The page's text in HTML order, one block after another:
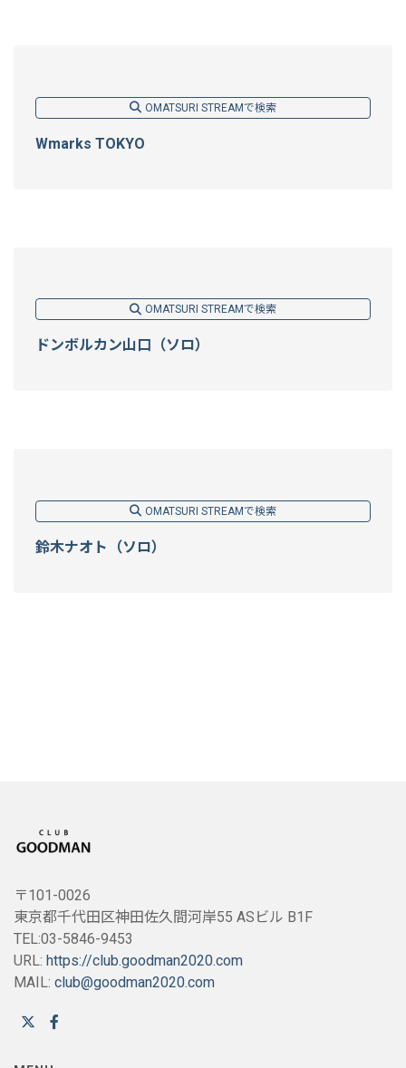
OMATSURI STREAMで検索
Wmarks TOKYO
OMATSURI STREAMで検索
ドンボルカン山口（ソロ）
OMATSURI STREAMで検索
鈴木ナオト（ソロ）
〒101-0026
東京都千代田区神田佐久間河岸55 ASビル B1F
TEL:03-5846-9453
URL: https://club.goodman2020.com
MAIL: club@goodman2020.com